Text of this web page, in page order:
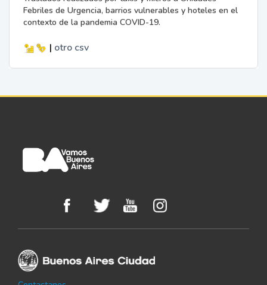
Febriles de Urgencia, barrios vulnerables y hoteles en el
contexto de la pandemia COVID-19.
| otro csv